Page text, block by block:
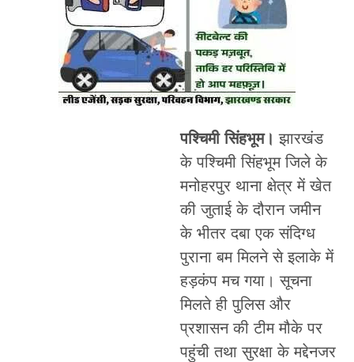
पश्चिमी सिंहभूम। झारखंड
के पश्चिमी सिंहभूम जिले के
मनोहरपुर थाना क्षेत्र में खेत
की जुताई के दौरान जमीन
के भीतर दबा एक संदिग्ध
पुराना बम मिलने से इलाके में
हड़कंप मच गया। सूचना
मिलते ही पुलिस और
प्रशासन की टीम मौके पर
पहुंची तथा सुरक्षा के मद्देनजर